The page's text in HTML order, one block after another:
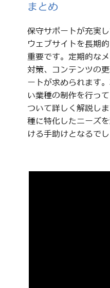
まとめ
保守サポートが充実
ウェブサイトを長期
重要です。定期的な
対策、コンテンツの
ートが求められます
い業種の制作を行っ
ついて詳しく解説し
種に特化したニーズ
ける手助けとなるでし